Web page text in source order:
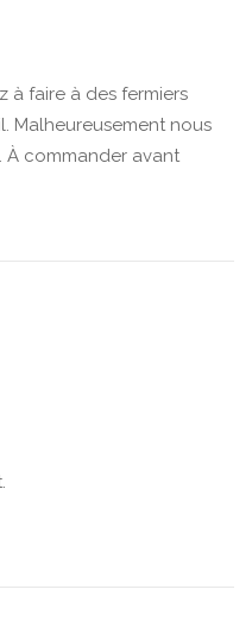
à faire à des fermiers
Malheureusement nous
À commander avant